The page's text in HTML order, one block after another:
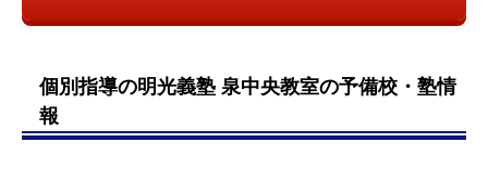
個別指導の明光義塾 泉中央教室の予備校・塾情
報